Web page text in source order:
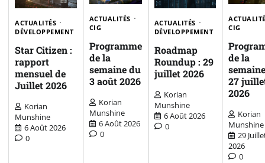
ACTUALITÉS
DÉVELOPPEMENT
Star Citizen :
rapport
mensuel de
Juillet 2026
Korian
Munshine
6 Août 2026
0
ACTUALITÉS
CIG
Programme
de la
semaine du
3 août 2026
Korian
Munshine
6 Août 2026
0
ACTUALITÉS
DÉVELOPPEMENT
Roadmap
Roundup : 29
juillet 2026
Korian
Munshine
6 Août 2026
0
CIG
de la
27
2026
Korian
Munshine
29
2026
0